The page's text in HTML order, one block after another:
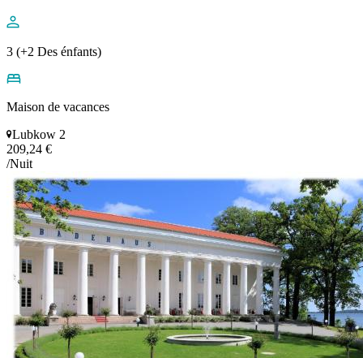
3 (+2 Des énfants)
Maison de vacances
Lubkow 2
209,24 €
/Nuit